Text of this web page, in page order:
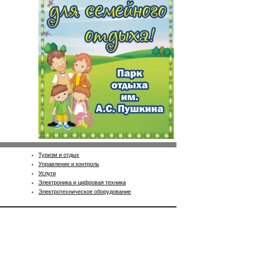
Туризм и отдых
Управление и контроль
Услуги
Электроника и цифровая техника
Электротехническое оборудование